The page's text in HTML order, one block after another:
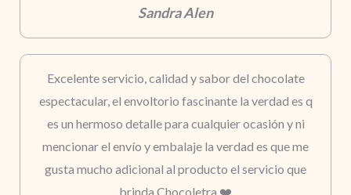
Sandra Alen
Excelente servicio, calidad y sabor del chocolate
espectacular, el envoltorio fascinante la verdad es q
es un hermoso detalle para cualquier ocasión y ni
mencionar el envío y embalaje la verdad es que me
gusta mucho adicional al producto el servicio que
brinda Chocoletra ❤️